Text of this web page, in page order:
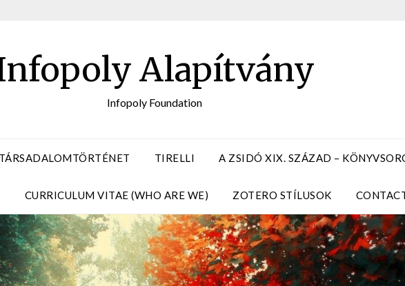
Alapítvány
Infopoly Foundation
TIRELLI A ZSIDÓ XIX. SZÁZAD –
CURRICULUM VITAE (WHO ARE WE) ZOTERO STÍLUSOK